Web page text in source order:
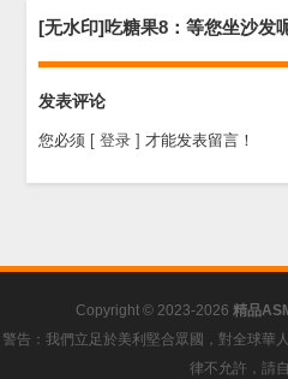
[无水印]吃糖果8：等您坐沙发
发表评论
您必须 [ 登录 ] 才能发表留言！
Copyright © 2023-2026 精品
警告：我們立足於美利堅合眾國，對全球華
律不允許，請